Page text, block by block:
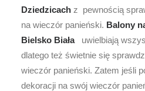
Dziedzicach z pewnością
na wieczór panieński. Balony
Bielsko Biała uwielbiają
dlatego też świetnie się
wieczór panieński. Zatem jeśli
dekoracji na swój wieczór